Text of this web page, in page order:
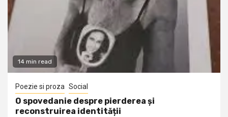
14 min read
Poezie si proza Social
O spovedanie despre pierderea și
reconstruirea identității